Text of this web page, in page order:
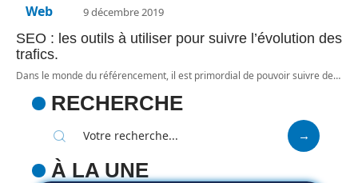
Web 9 décembre 2019
SEO : les outils à utiliser pour suivre l’évolution des
trafics.
Dans le monde du référencement, il est primordial de pouvoir suivre de…
RECHERCHE
À LA UNE